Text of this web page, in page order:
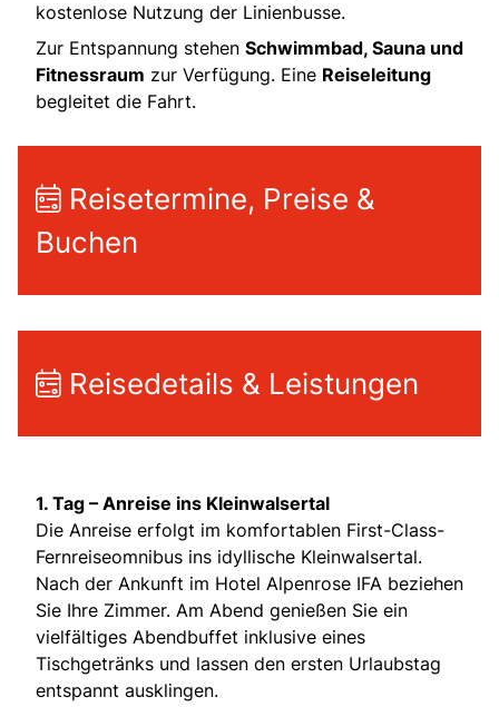
kostenlose Nutzung der Linienbusse.
Zur Entspannung stehen Schwimmbad, Sauna und
Fitnessraum zur Verfügung. Eine Reiseleitung
begleitet die Fahrt.
Reisetermine, Preise &
Buchen
Reisedetails & Leistungen
1. Tag – Anreise ins Kleinwalsertal
Die Anreise erfolgt im komfortablen First-Class-
Fernreiseomnibus ins idyllische Kleinwalsertal.
Nach der Ankunft im Hotel Alpenrose IFA beziehen
Sie Ihre Zimmer. Am Abend genießen Sie ein
vielfältiges Abendbuffet inklusive eines
Tischgetränks und lassen den ersten Urlaubstag
entspannt ausklingen.